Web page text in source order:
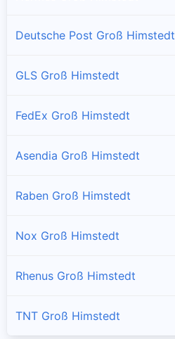
Deutsche Post Groß Himstedt
GLS Groß Himstedt
FedEx Groß Himstedt
Asendia Groß Himstedt
Raben Groß Himstedt
Nox Groß Himstedt
Rhenus Groß Himstedt
TNT Groß Himstedt